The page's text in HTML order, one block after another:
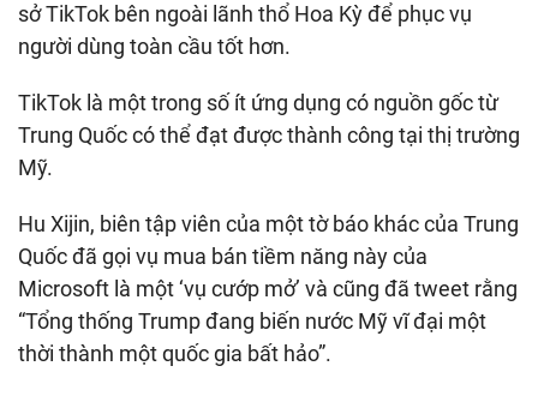
sở TikTok bên ngoài lãnh thổ Hoa Kỳ để phục vụ
người dùng toàn cầu tốt hơn.
TikTok là một trong số ít ứng dụng có nguồn gốc từ
Trung Quốc có thể đạt được thành công tại thị trường
Mỹ.
Hu Xijin, biên tập viên của một tờ báo khác của Trung
Quốc đã gọi vụ mua bán tiềm năng này của
Microsoft là một ‘vụ cướp mở’ và cũng đã tweet rằng
“Tổng thống Trump đang biến nước Mỹ vĩ đại một
thời thành một quốc gia bất hảo”.